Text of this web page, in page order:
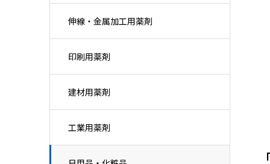
伸線・金属加工用薬剤
印刷用薬剤
建材用薬剤
工業用薬剤